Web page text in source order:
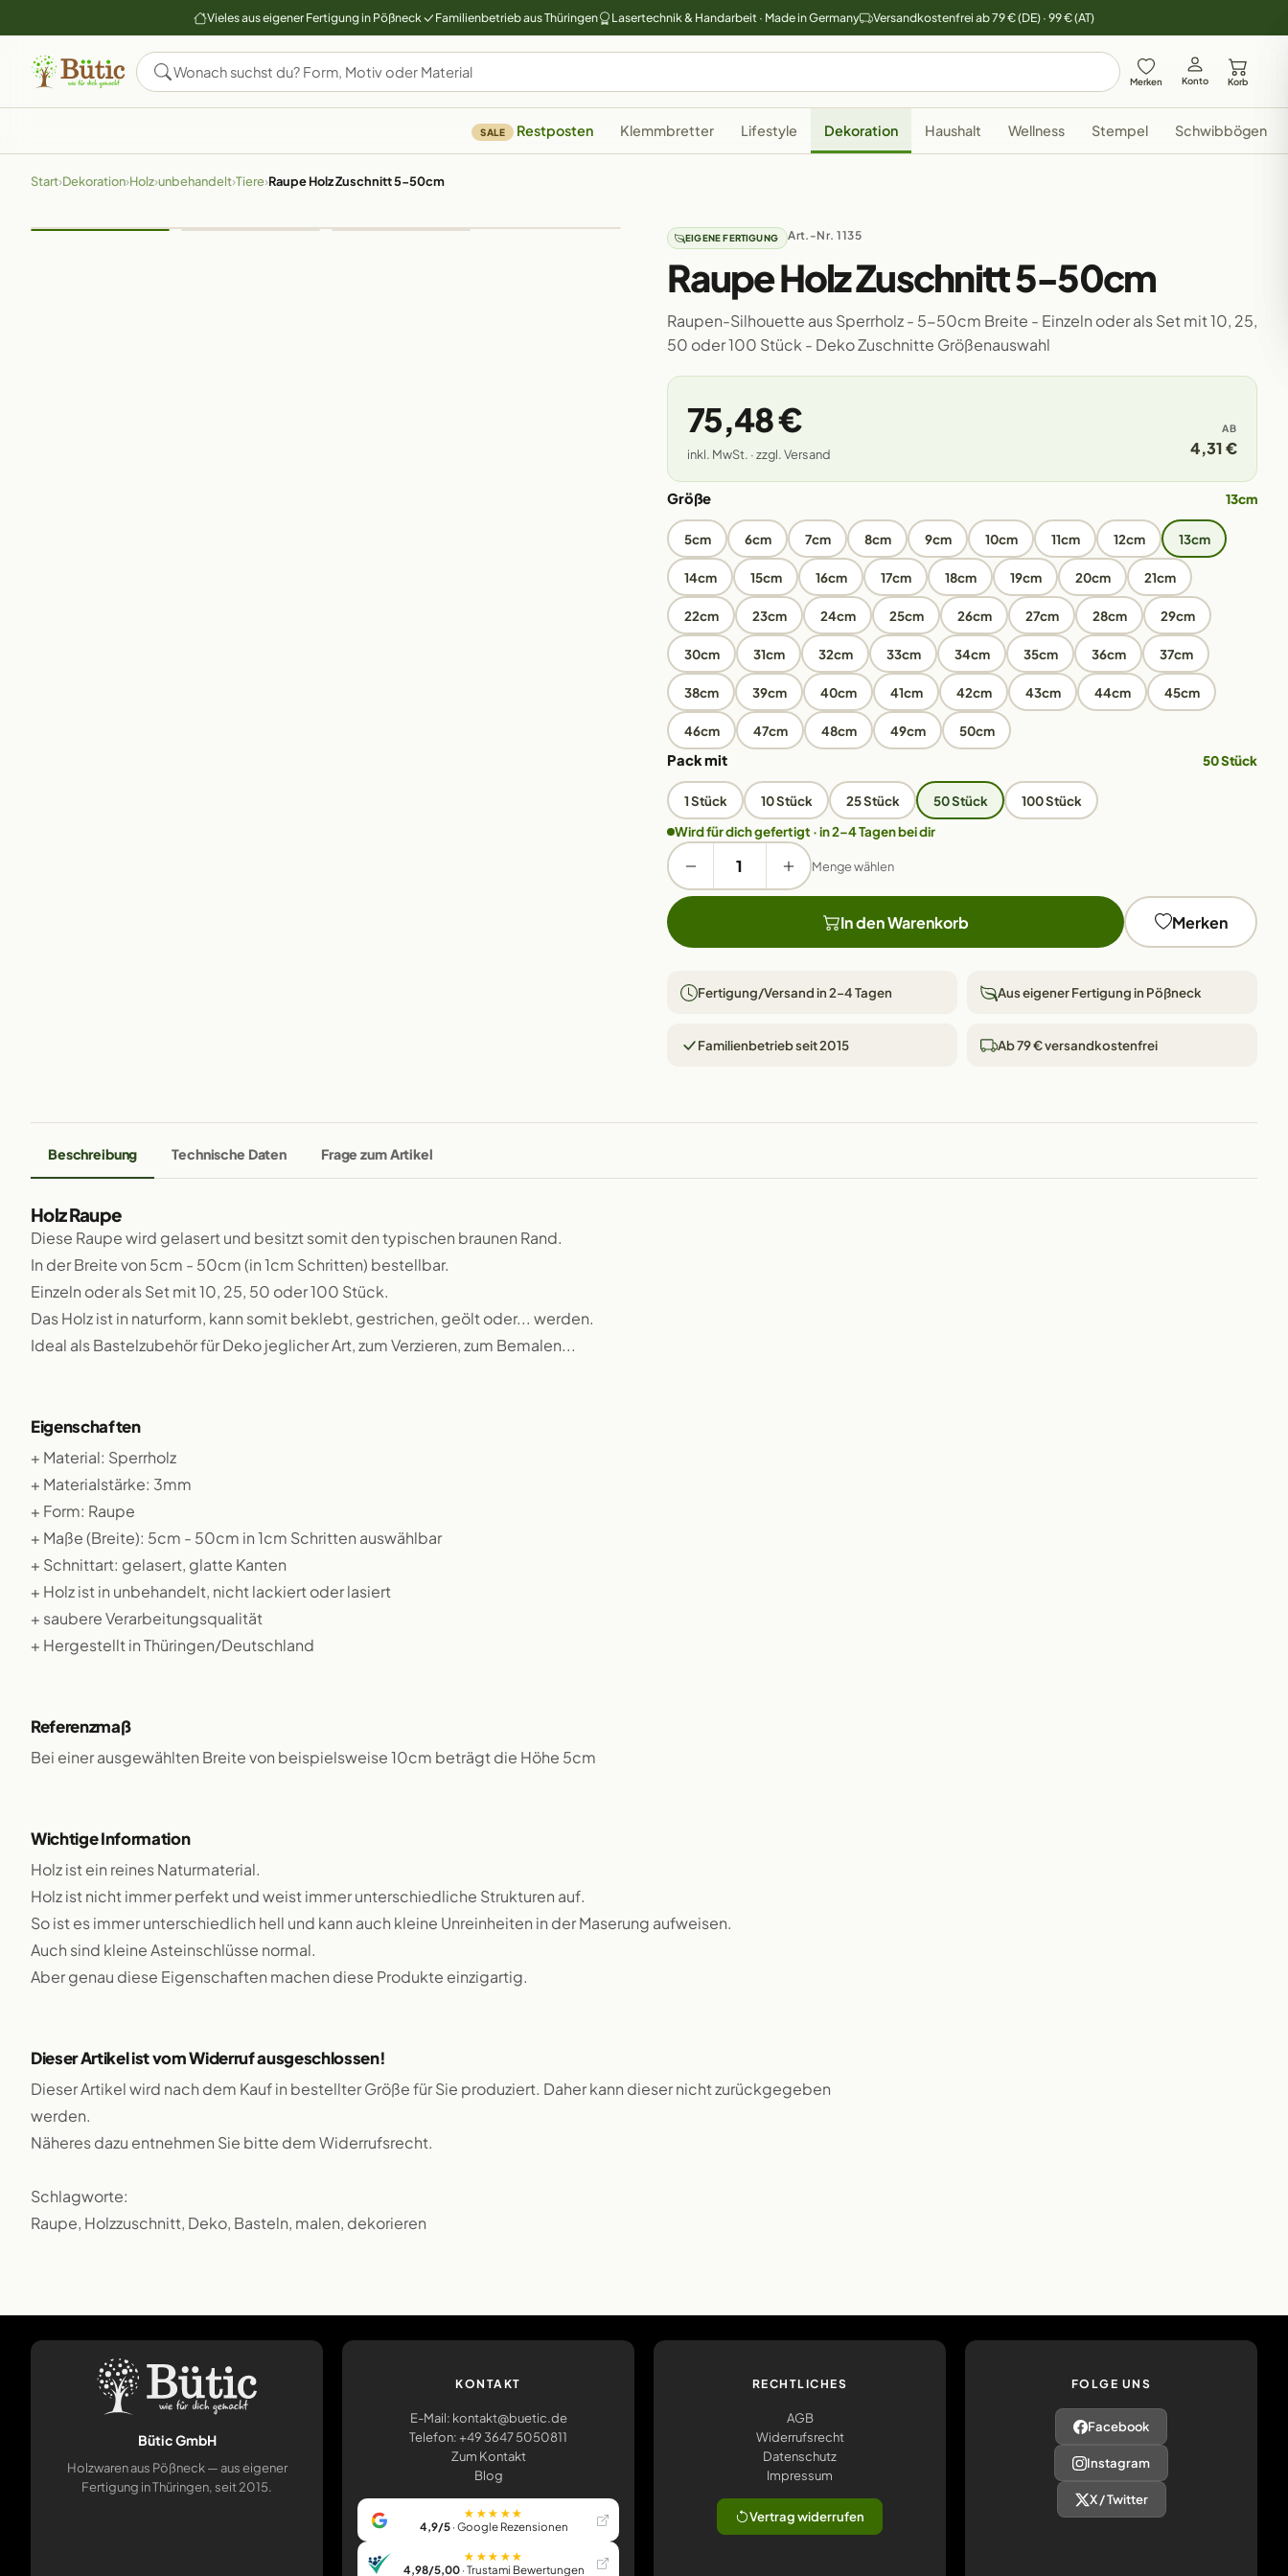
Vieles aus eigener Fertigung in Pößneck Familienbetrieb aus Thüringen Lasertechnik & Handarbeit · Made in Germany Versandkostenfrei ab 79 € (DE) · 99 € (AT)
Merken Konto Korb
SALE Restposten Klemmbretter Lifestyle Dekoration Haushalt Wellness Stempel Schwibbögen
Start›Dekoration›Holz›unbehandelt›Tiere›Raupe Holz Zuschnitt 5-50cm
EIGENE FERTIGUNG Art.-Nr. 1135
Raupe Holz Zuschnitt 5-50cm
Raupen-Silhouette aus Sperrholz - 5-50cm Breite - Einzeln oder als Set mit 10, 25,
50 oder 100 Stück - Deko Zuschnitte Größenauswahl
75,48 €
inkl. MwSt. · zzgl. Versand
AB
4,31 €
Größe 13cm
5cm 6cm 7cm 8cm 9cm 10cm 11cm 12cm 13cm
14cm 15cm 16cm 17cm 18cm 19cm 20cm 21cm
22cm 23cm 24cm 25cm 26cm 27cm 28cm 29cm
30cm 31cm 32cm 33cm 34cm 35cm 36cm 37cm
38cm 39cm 40cm 41cm 42cm 43cm 44cm 45cm
46cm 47cm 48cm 49cm 50cm
Pack mit 50 Stück
1 Stück 10 Stück 25 Stück 50 Stück
100 Stück
Wird für dich gefertigt · in 2–4 Tagen bei dir
Menge wählen
In den Warenkorb Merken
Fertigung/Versand in 2–4 Tagen Aus eigener Fertigung in Pößneck
Familienbetrieb seit 2015 Ab 79 € versandkostenfrei
Beschreibung Technische Daten Frage zum Artikel
Holz Raupe
Diese Raupe wird gelasert und besitzt somit den typischen braunen Rand.
In der Breite von 5cm - 50cm (in 1cm Schritten) bestellbar.
Einzeln oder als Set mit 10, 25, 50 oder 100 Stück.
Das Holz ist in naturform, kann somit beklebt, gestrichen, geölt oder... werden.
Ideal als Bastelzubehör für Deko jeglicher Art, zum Verzieren, zum Bemalen...
Eigenschaften
+ Material: Sperrholz
+ Materialstärke: 3mm
+ Form: Raupe
+ Maße (Breite): 5cm - 50cm in 1cm Schritten auswählbar
+ Schnittart: gelasert, glatte Kanten
+ Holz ist in unbehandelt, nicht lackiert oder lasiert
+ saubere Verarbeitungsqualität
+ Hergestellt in Thüringen/Deutschland
Referenzmaß
Bei einer ausgewählten Breite von beispielsweise 10cm beträgt die Höhe 5cm
Wichtige Information
Holz ist ein reines Naturmaterial.
Holz ist nicht immer perfekt und weist immer unterschiedliche Strukturen auf.
So ist es immer unterschiedlich hell und kann auch kleine Unreinheiten in der Maserung aufweisen.
Auch sind kleine Asteinschlüsse normal.
Aber genau diese Eigenschaften machen diese Produkte einzigartig.
Dieser Artikel ist vom Widerruf ausgeschlossen!
Dieser Artikel wird nach dem Kauf in bestellter Größe für Sie produziert. Daher kann dieser nicht zurückgegeben
werden.
Näheres dazu entnehmen Sie bitte dem Widerrufsrecht.
Schlagworte:
Raupe, Holzzuschnitt, Deko, Basteln, malen, dekorieren
Bütic GmbH
Holzwaren aus Pößneck — aus eigener
Fertigung in Thüringen, seit 2015.
KONTAKT
E-Mail: kontakt@buetic.de
Telefon: +49 3647 5050811
Zum Kontakt
Blog
★★★★★
4,9/5 · Google Rezensionen
★★★★★
4,98/5,00 · Trustami Bewertungen
RECHTLICHES
AGB
Widerrufsrecht
Datenschutz
Impressum
Vertrag widerrufen
FOLGE UNS
Facebook
Instagram
X / Twitter